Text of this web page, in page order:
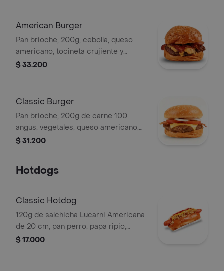
American Burger
Pan brioche, 200g, cebolla, queso
americano, tocineta crujiente y
salsas.
$ 33.200
Classic Burger
Pan brioche, 200g de carne 100
angus, vegetales, queso americano,
tocineta crujiente y salsas.
$ 31.200
Hotdogs
Classic Hotdog
120g de salchicha Lucarni Americana
de 20 cm, pan perro, papa ripio,
cebolla picada, salsa de mayonesa,
$ 17.000